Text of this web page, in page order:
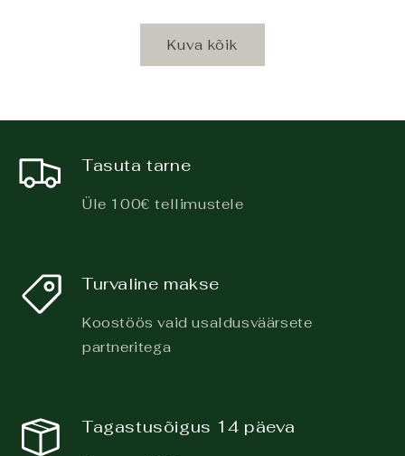
Kuva kõik
Tasuta tarne
Üle 100€ tellimustele
Turvaline makse
Koostöös vaid usaldusväärsete
partneritega
Tagastusõigus 14 päeva